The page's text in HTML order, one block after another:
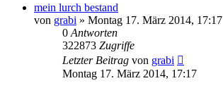
mein lurch bestand
von grabi » Montag 17. März 2014, 17:17
0 Antworten
322873 Zugriffe
Letzter Beitrag von grabi
Montag 17. März 2014, 17:17